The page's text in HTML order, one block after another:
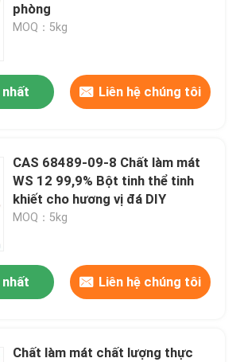
phòng
MOQ：5kg
Liên hệ chúng tôi
CAS 68489-09-8 Chất làm mát
WS 12 99,9% Bột tinh thể tinh
khiết cho hương vị đá DIY
MOQ：5kg
Liên hệ chúng tôi
Chất làm mát chất lượng thực